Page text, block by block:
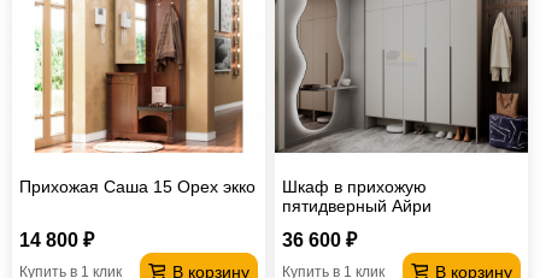
Офисная
мебель
Столы
под
компьютер
Мебель
для
ванной
Мебель
трансформер
Матрасы
мешки
Мебель
Прихожая Саша 15 Орех экко
14 800 ₽
В корзину
Купить в 1 клик
Шкаф в прихожую
пятидверный Айри
36 600 ₽
В корзину
Купить в 1 клик